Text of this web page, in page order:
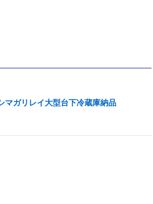
マガリレイ大型台下冷蔵庫納品